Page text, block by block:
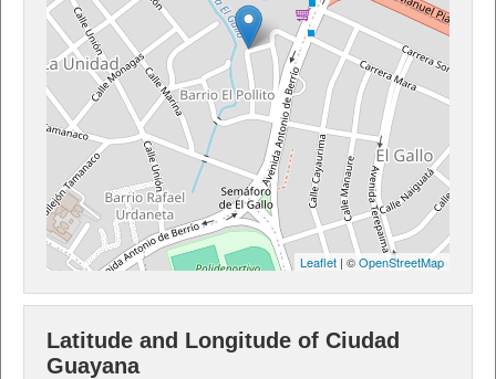
Leaflet | ©OpenStreetMap
Latitude and Longitude of Ciudad
Guayana